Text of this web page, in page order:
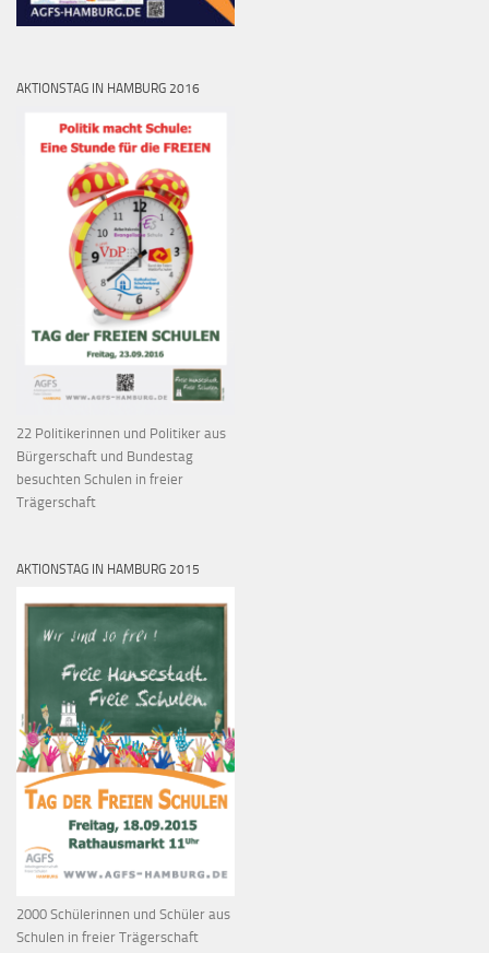
AKTIONSTAG IN HAMBURG 2016
22 Politikerinnen und Politiker aus
Bürgerschaft und Bundestag
besuchten Schulen in freier
Trägerschaft
AKTIONSTAG IN HAMBURG 2015
2000 Schülerinnen und Schüler aus
Schulen in freier Trägerschaft